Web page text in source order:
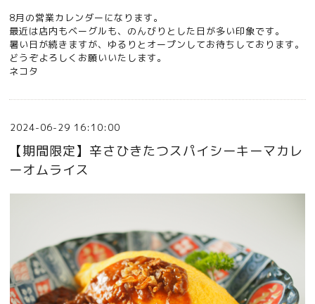
8月の営業カレンダーになります。
最近は店内もベーグルも、のんびりとした日が多い印象です。
暑い日が続きますが、ゆるりとオープンしてお待ちしております。
どうぞよろしくお願いいたします。
ネコタ
2024-06-29 16:10:00
【期間限定】辛さひきたつスパイシーキーマカレ
ーオムライス